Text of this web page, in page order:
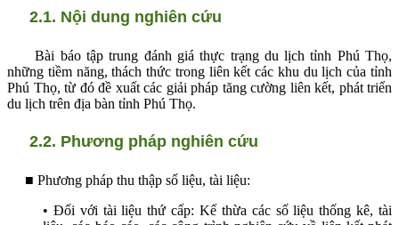
2.1. Nội dung nghiên cứu
Bài báo tập trung đánh giá thực trạng du lịch tỉnh Phú Thọ,
những tiềm năng, thách thức trong liên kết các khu du lịch của tỉnh
Phú Thọ, từ đó đề xuất các giải pháp tăng cường liên kết, phát triển
du lịch trên địa bàn tỉnh Phú Thọ.
2.2. Phương pháp nghiên cứu
■ Phương pháp thu thập số liệu, tài liệu:
• Đối với tài liệu thứ cấp: Kế thừa các số liệu thống kê, tài